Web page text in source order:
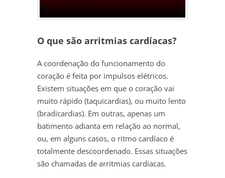
O que são arritmias cardíacas?
A coordenação do funcionamento do
coração é feita por impulsos elétricos.
Existem situações em que o coração vai
muito rápido (taquicardias), ou muito lento
(bradicardias). Em outras, apenas um
batimento adianta em relação ao normal,
ou, em alguns casos, o ritmo cardíaco é
totalmente descoordenado. Essas situações
são chamadas de arritmias cardíacas.